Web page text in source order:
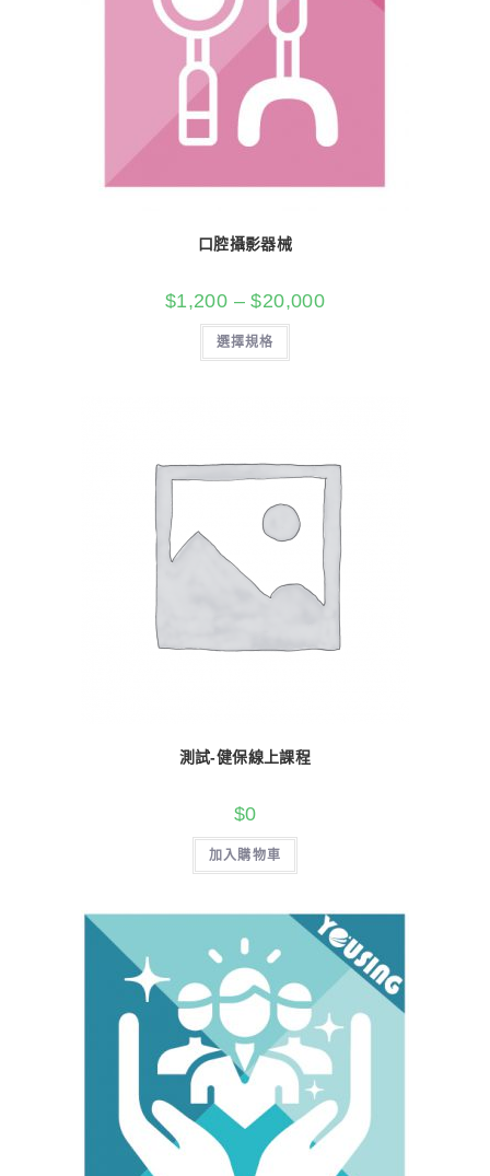
口腔攝影器械
$1,200 –$20,000
選擇規格
測試-健保線上課程
$0
加入購物車